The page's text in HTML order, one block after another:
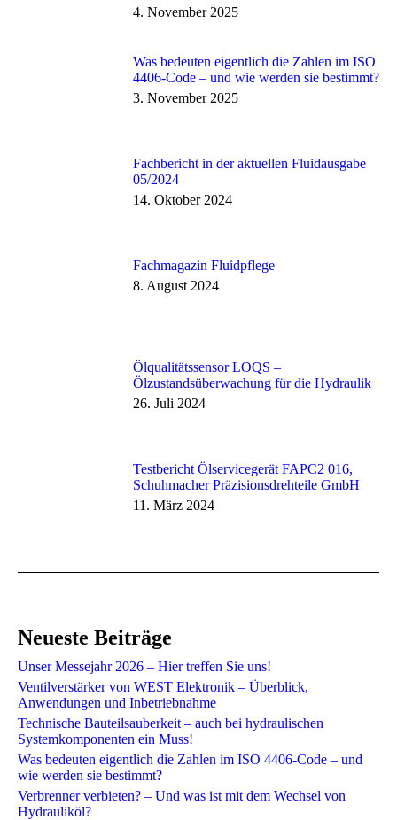
4. November 2025
Was bedeuten eigentlich die Zahlen im ISO
4406-Code – und wie werden sie bestimmt?​
3. November 2025
Fachbericht in der aktuellen Fluidausgabe
05/2024
14. Oktober 2024
Fachmagazin Fluidpflege
8. August 2024
Ölqualitätssensor LOQS –
Ölzustandsüberwachung für die Hydraulik
26. Juli 2024
Testbericht Ölservicegerät FAPC2 016,
Schuhmacher Präzisionsdrehteile GmbH
11. März 2024
Neueste Beiträge
Unser Messejahr 2026 – Hier treffen Sie uns!
Ventilverstärker von WEST Elektronik – Überblick,
Anwendungen und Inbetriebnahme
Technische Bauteilsauberkeit – auch bei hydraulischen
Systemkomponenten ein Muss!
Was bedeuten eigentlich die Zahlen im ISO 4406-Code – und
wie werden sie bestimmt?​
Verbrenner verbieten? – Und was ist mit dem Wechsel von
Hydrauliköl?